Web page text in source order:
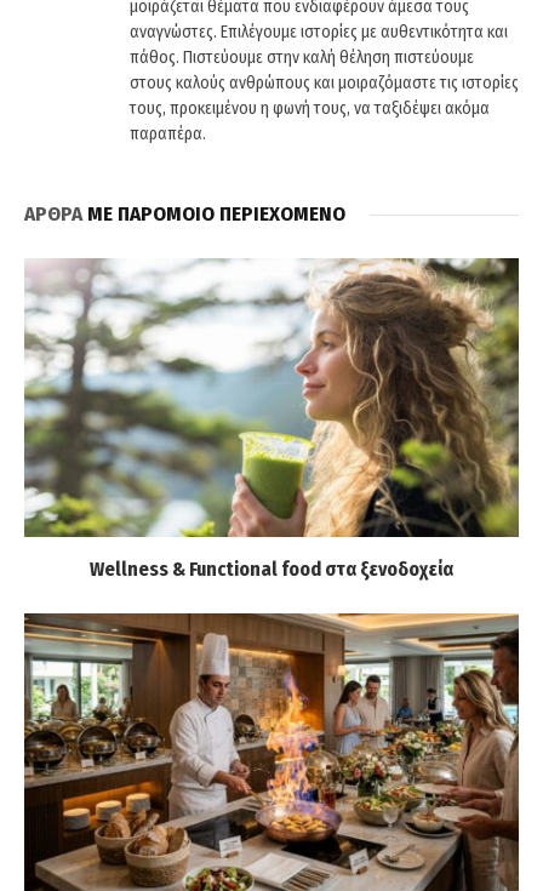
μοιράζεται θέματα που ενδιαφέρουν άμεσα τους
αναγνώστες. Επιλέγουμε ιστορίες με αυθεντικότητα και
πάθος. Πιστεύουμε στην καλή θέληση πιστεύουμε
στους καλούς ανθρώπους και μοιραζόμαστε τις ιστορίες
τους, προκειμένου η φωνή τους, να ταξιδέψει ακόμα
παραπέρα.
ΑΡΘΡΑΜΕ ΠΑΡΟΜΟΙΟ ΠΕΡΙΕΧΟΜΕΝΟ
Wellness & Functional food στα ξενοδοχεία